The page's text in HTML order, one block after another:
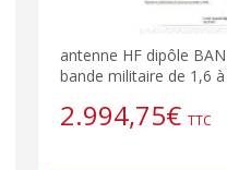
antenne HF dipôle
bande militaire de 1,6 à
2.994,75€ TTC